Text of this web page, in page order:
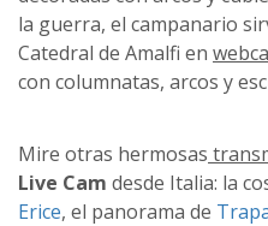
la guerra, el campanario
Catedral de Amalfi en
con columnatas, arcos y
Mire otras hermosas
Live Cam desde Italia: la
Erice, el panorama de